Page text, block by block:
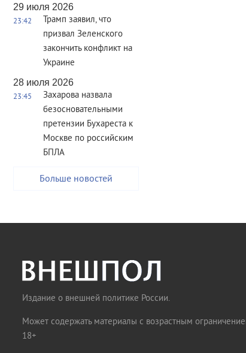
29 июля 2026
23:42
Трамп заявил, что
призвал Зеленского
закончить конфликт на
Украине
28 июля 2026
23:45
Захарова назвала
безосновательными
претензии Бухареста к
Москве по российским
БПЛА
Больше новостей
Издание о внешней политике России.
Может содержать материалы с возрастным
18+